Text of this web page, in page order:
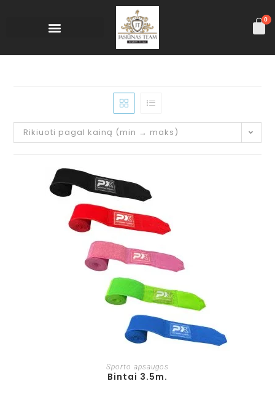
0
Rikiuoti pagal kainą (min → maks)
Į KREPŠELĮ
Sporto apsaugos
Bintai 3.5m.